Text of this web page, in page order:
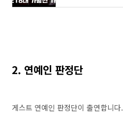
2. 연예인 판정단
게스트 연예인 판정단이 출연합니다.